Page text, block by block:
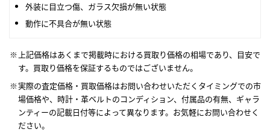
外装に目立つ傷、ガラス欠損が無い状態
動作に不具合が無い状態
上記価格はあくまで掲載時における買取り価格の相場であり、目安で
す。買取り価格を保証するものではございません。
実際の査定価格・買取価格はお問い合わせいただくタイミングでの市
場価格や、時計・革ベルトのコンディション、付属品の有無、ギャラ
ンティーの記載日付等によって異なります。お気軽にお問い合わせく
ださい。